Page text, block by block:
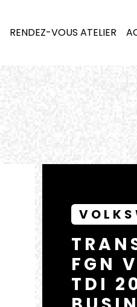
RENDEZ-VOUS ATELIER
FGN
TDI